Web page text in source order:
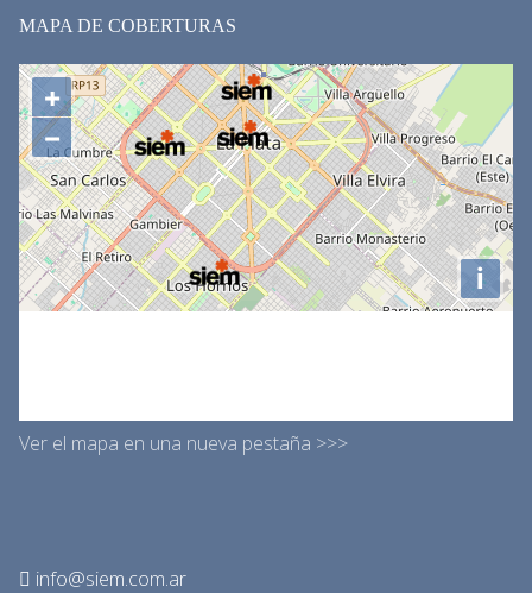
MAPA DE COBERTURAS
Ver el mapa en una nueva pestaña >>>
info@siem.com.ar